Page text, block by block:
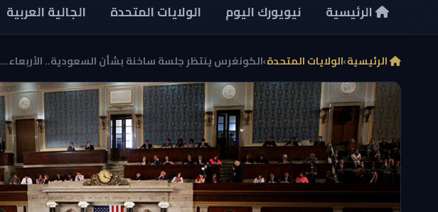
الرئيسية نيويورك اليوم الولايات المتحدة الجالية العربية
الرئيسية›الولايات المتحدة›الكونغرس ينتظر جلسة ساخنة بشأن السعودية.. الأربعاء...